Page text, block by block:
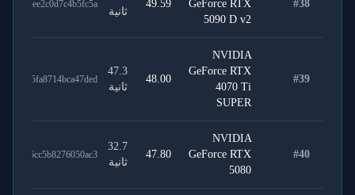
#38
GeForce RTX
5090 D v2
49.59
ثانية
a899cee2c0d7c4b5fc5a
#39
NVIDIA
GeForce RTX
4070 Ti
SUPER
48.00
47.3
ثانية
904cb5fa8714bca47ded
#40
NVIDIA
GeForce RTX
5080
47.80
32.7
ثانية
cfa986cc5b8276050ac3